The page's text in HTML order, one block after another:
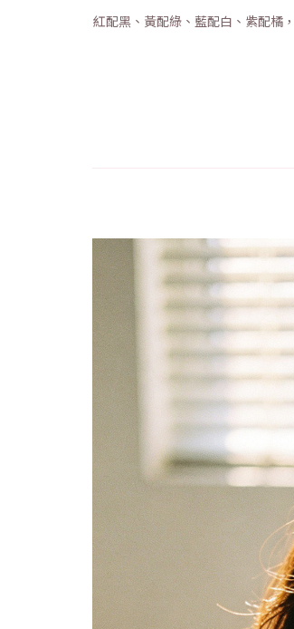
紅配黑、黃配綠、藍配白、紫配橘
分享